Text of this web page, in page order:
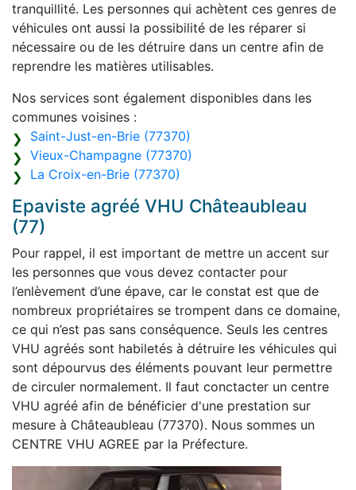
tranquillité. Les personnes qui achètent ces genres de
véhicules ont aussi la possibilité de les réparer si
nécessaire ou de les détruire dans un centre afin de
reprendre les matières utilisables.
Nos services sont également disponibles dans les
communes voisines :
Saint-Just-en-Brie (77370)
Vieux-Champagne (77370)
La Croix-en-Brie (77370)
Epaviste agréé VHU Châteaubleau
(77)
Pour rappel, il est important de mettre un accent sur
les personnes que vous devez contacter pour
l’enlèvement d’une épave, car le constat est que de
nombreux propriétaires se trompent dans ce domaine,
ce qui n’est pas sans conséquence. Seuls les centres
VHU agréés sont habiletés à détruire les véhicules qui
sont dépourvus des éléments pouvant leur permettre
de circuler normalement. Il faut conctacter un centre
VHU agréé afin de bénéficier d'une prestation sur
mesure à Châteaubleau (77370). Nous sommes un
CENTRE VHU AGREE par la Préfecture.